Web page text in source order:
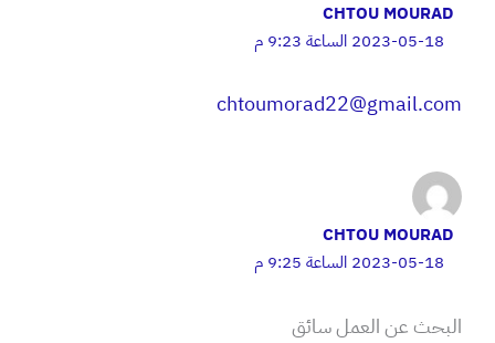
CHTOU MOURAD
2023-05-18 الساعة 9:23 م
chtoumorad22@gmail.com
CHTOU MOURAD
2023-05-18 الساعة 9:25 م
البحث عن العمل سائق